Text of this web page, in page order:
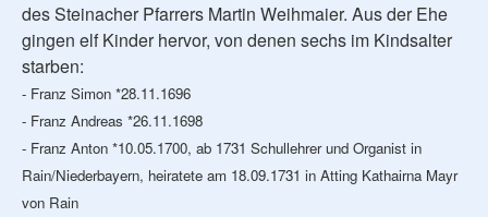
des Steinacher Pfarrers Martin Weihmaier. Aus der Ehe
gingen elf Kinder hervor, von denen sechs im Kindsalter
starben:
- Franz Simon *28.11.1696
- Franz Andreas *26.11.1698
- Franz Anton *10.05.1700, ab 1731 Schullehrer und Organist in
Rain/Niederbayern, heiratete am 18.09.1731 in Atting Kathairna Mayr
von Rain